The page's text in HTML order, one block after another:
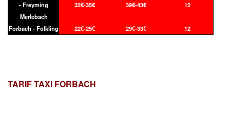
- Freyming
Merlebach
32€-35€ 39€-43€ 12
Forbach - Folkling 22€-25€ 29€-33€ 12
TARIF TAXI FORBACH